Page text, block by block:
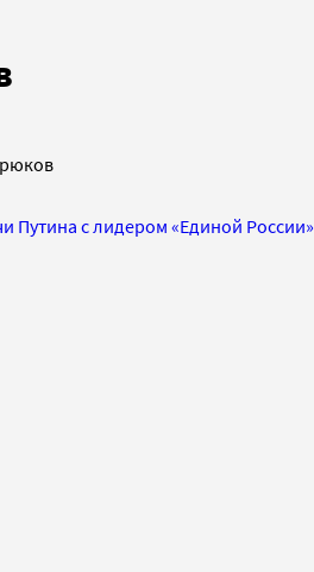
Путина с лидером «Единой России»